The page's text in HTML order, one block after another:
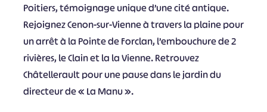
Poitiers, témoignage unique d’une cité antique.
Rejoignez Cenon-sur-Vienne à travers la plaine pour
un arrêt à la Pointe de Forclan, l’embouchure de 2
rivières, le Clain et la la Vienne. Retrouvez
Châtellerault pour une pause dans le jardin du
directeur de « La Manu ».